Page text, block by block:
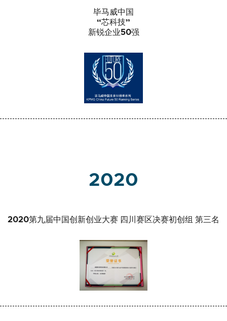
毕马威中国
“芯科技”
新锐企业50强
2020
2020第九届中国创新创业大赛 四川赛区决赛初创组 第三名